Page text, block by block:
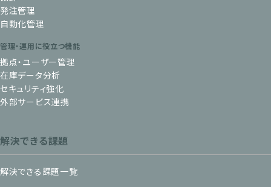
発注管理
自動化管理
管理・運用に役立つ機能
拠点・ユーザー管理
在庫データ分析
セキュリティ強化
外部サービス連携
解決できる課題
解決できる課題一覧